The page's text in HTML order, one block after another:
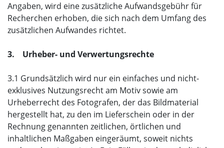
Angaben, wird eine zusätzliche Aufwandsgebühr für
Recherchen erhoben, die sich nach dem Umfang des
zusätzlichen Aufwandes richtet.
3. Urheber- und Verwertungsrechte
3.1 Grundsätzlich wird nur ein einfaches und nicht-
exklusives Nutzungsrecht am Motiv sowie am
Urheberrecht des Fotografen, der das Bildmaterial
hergestellt hat, zu den im Lieferschein oder in der
Rechnung genannten zeitlichen, örtlichen und
inhaltlichen Maßgaben eingeräumt, soweit nichts